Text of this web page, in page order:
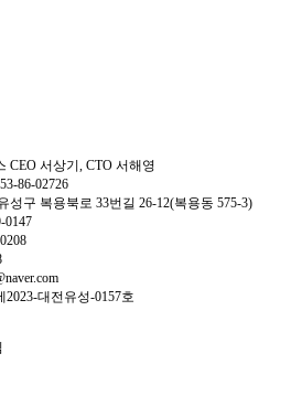
CEO 서상기, CTO 서해영
86-02726
성구 복용북로 33번길 26-12(복용동 575-3)
0147
2023-대전유성-0157호